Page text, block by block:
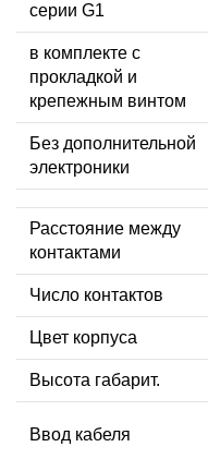
серии G1
в комплекте с
прокладкой и
крепежным винтом
Без дополнительной
электроники
Расстояние между
контактами
Число контактов
Цвет корпуса
Высота габарит.
Ввод кабеля